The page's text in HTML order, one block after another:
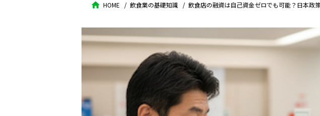
HOME 飲食業の基礎知識 飲食店の融資は自己資金ゼロでも可能？日本政